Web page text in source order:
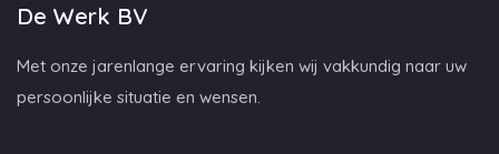
De Werk BV
Met onze jarenlange ervaring kijken wij vakkundig naar uw
persoonlijke situatie en wensen.